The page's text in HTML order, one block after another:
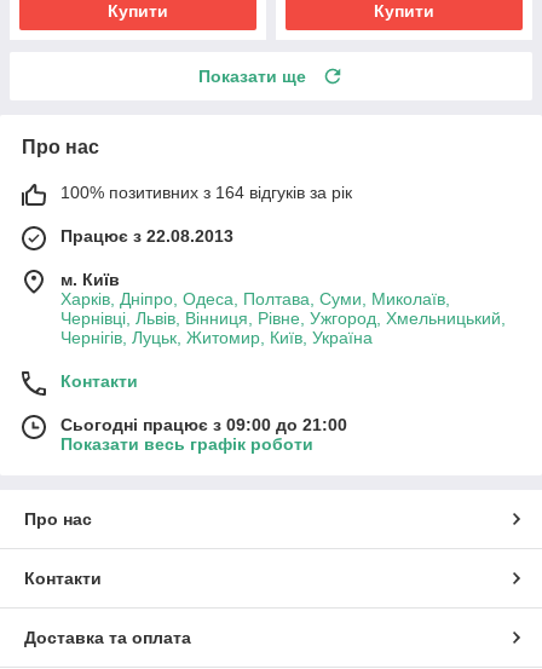
Купити Купити
Показати ще
Про нас
100% позитивних з 164 відгуків за рік
Працює з 22.08.2013
м. Київ
Харків, Дніпро, Одеса, Полтава, Суми, Миколаїв,
Чернівці, Львів, Вінниця, Рівне, Ужгород, Хмельницький,
Чернігів, Луцьк, Житомир, Київ, Україна
Контакти
Сьогодні працює з 09:00 до 21:00
Показати весь графік роботи
Про нас
Контакти
Доставка та оплата